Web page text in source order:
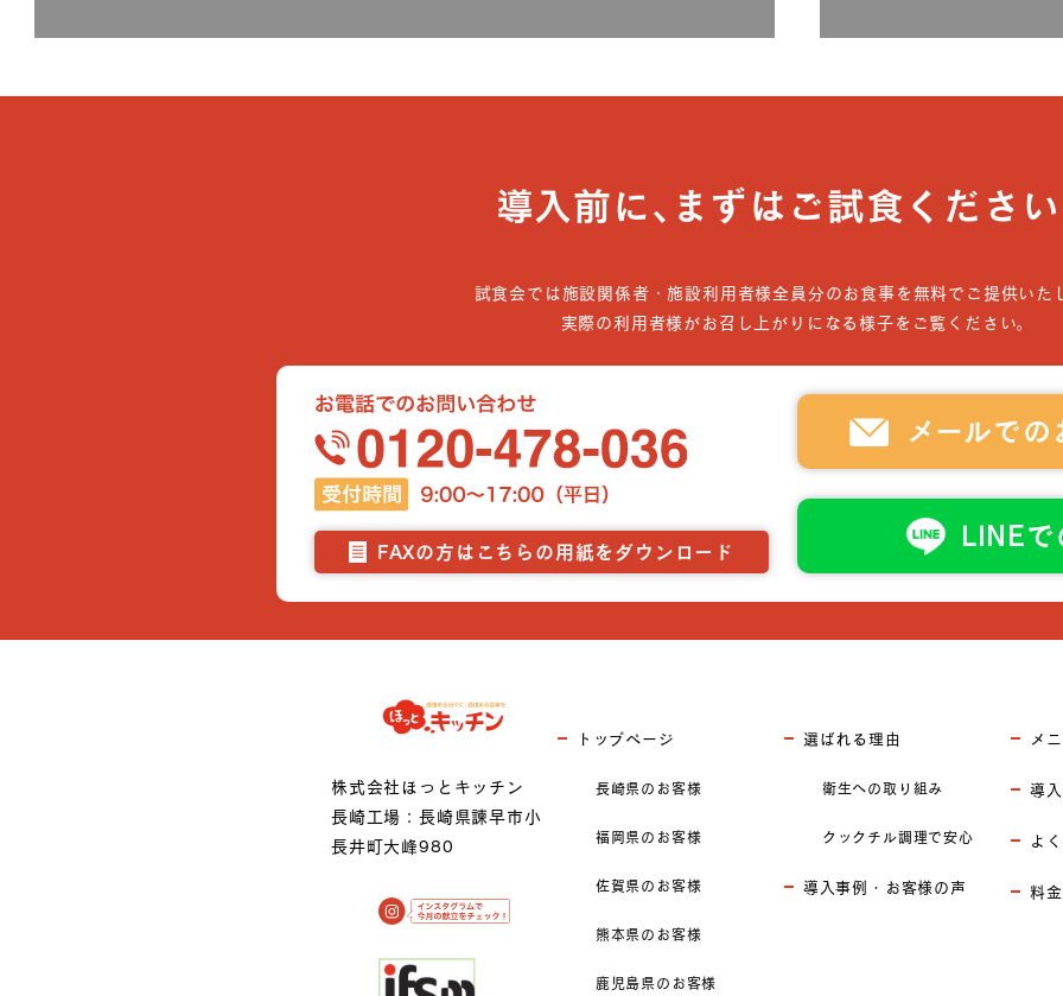
導入前に､まずはご試食ください
試食会では施設関係者・施設利用者様全員分のお食事を無料でご提供いたし
実際の利用者様がお召し上がりになる様子をご覧ください。
FAXの方はこちらの用紙をダウンロード
メールでの
LINE
株式会社ほっとキッチン
長崎工場：長崎県諫早市小
長井町大峰980
トップページ
長崎県のお客様
福岡県のお客様
佐賀県のお客様
熊本県のお客様
鹿児島県のお客様
選ばれる理由
衛生への取り組み
クックチル調理で安心
導入事例・お客様の声
メ
導
よ
料